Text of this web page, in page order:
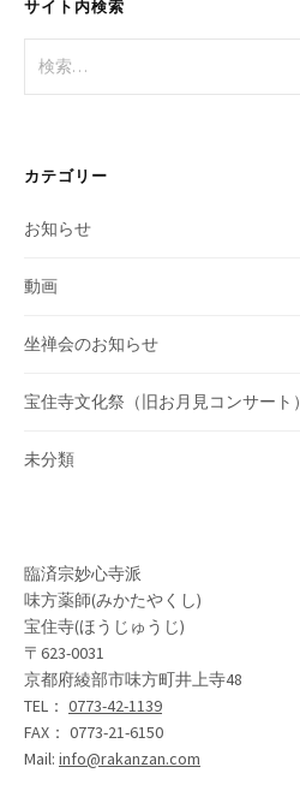
サイト内検索
索:
カテゴリー
お知らせ
動画
坐禅会のお知らせ
宝住寺文化祭（旧お月見コンサート）
未分類
臨済宗妙心寺派
味方薬師(みかたやくし)
宝住寺(ほうじゅうじ)
〒623-0031
京都府綾部市味方町井上寺48
TEL： 0773-42-1139
FAX： 0773-21-6150
Mail: info@rakanzan.com